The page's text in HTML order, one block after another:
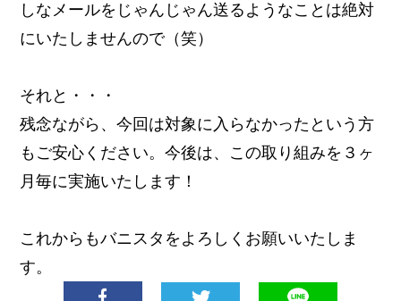
しなメールをじゃんじゃん送るようなことは絶対
にいたしませんので（笑）
それと・・・
残念ながら、今回は対象に入らなかったという方
もご安心ください。今後は、この取り組みを ３ヶ
月毎に実施いたします！
これからもバニスタをよろしくお願いいたしま
す。